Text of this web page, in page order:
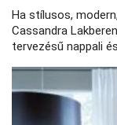
Ha stílusos,
Cassandra
tervezésű nappali